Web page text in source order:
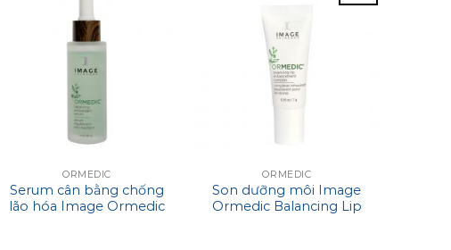
ORMEDIC
Serum cân bằng chống
lão hóa Image Ormedic
ORMEDIC
Son dưỡng môi Image
Ormedic Balancing Lip